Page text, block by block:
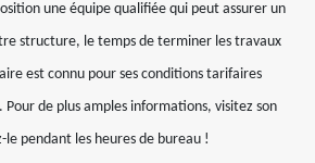
une équipe qualifiée qui peut assurer un
structure, le temps de terminer les travaux
est connu pour ses conditions tarifaires
Pour de plus amples informations, visitez son
pendant les heures de bureau !